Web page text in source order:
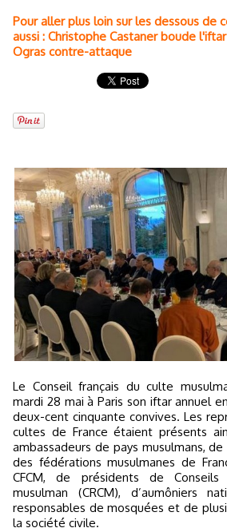
Pour aller plus loin sur les dessous de
aussi : Christophe Castaner boude
Ogras contre-attaque
Le Conseil français du culte musulman (CFCM) a tenu ce
mardi 28 mai à Paris son iftar annuel
deux-cent cinquante convives. Les
cultes de France étaient présents
ambassadeurs de pays musulmans,
des fédérations musulmanes de
CFCM, de présidents de
musulman (CRCM), d’aumôniers
responsables de mosquées et de
la société civile.